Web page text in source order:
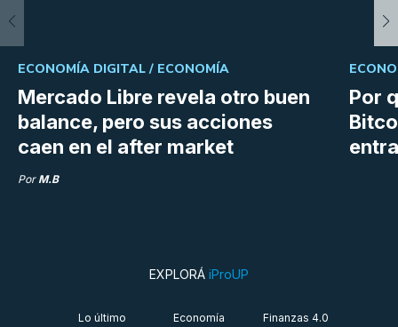
Mercado Libre revela otro buen
balance, pero sus acciones
caen en el after market
ECONOMÍA DIGITAL / ECONOMÍA
Por M.B
Por
EXPLORÁ iProUP
Lo último
Economía
Finanzas 4.0